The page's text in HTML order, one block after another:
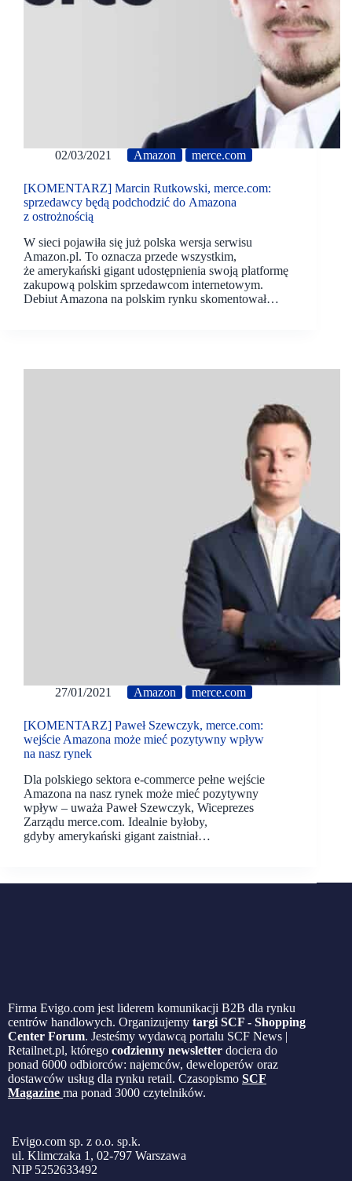
02/03/2021 Amazon merce.com
[KOMENTARZ] Marcin Rutkowski, merce.com:
sprzedawcy będą podchodzić do Amazona
z ostrożnością
W sieci pojawiła się już polska wersja serwisu
Amazon.pl. To oznacza przede wszystkim,
że amerykański gigant udostępnienia swoją platformę
zakupową polskim sprzedawcom internetowym.
Debiut Amazona na polskim rynku skomentował…
27/01/2021 Amazon merce.com
[KOMENTARZ] Paweł Szewczyk, merce.com:
wejście Amazona może mieć pozytywny wpływ
na nasz rynek
Dla polskiego sektora e-commerce pełne wejście
Amazona na nasz rynek może mieć pozytywny
wpływ – uważa Paweł Szewczyk, Wiceprezes
Zarządu merce.com. Idealnie byłoby,
gdyby amerykański gigant zaistniał…
Firma Evigo.com jest liderem komunikacji B2B dla rynku
centrów handlowych. Organizujemy targi SCF - Shopping
Center Forum. Jesteśmy wydawcą portalu SCF News |
Retailnet.pl, którego codzienny newsletter dociera do
ponad 6000 odbiorców: najemców, deweloperów oraz
dostawców usług dla rynku retail. Czasopismo SCF
Magazine ma ponad 3000 czytelników.
Evigo.com sp. z o.o. sp.k.
ul. Klimczaka 1, 02-797 Warszawa
NIP 5252633492